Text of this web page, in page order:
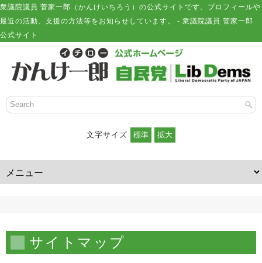
衆議院議員 菅家一郎（かんけいちろう）の公式サイトです。プロフィールや
最近の活動、支援の方法等をお知らせしています。 - 衆議院議員 菅家一郎
公式サイト
文字サイズ
サイトマップ